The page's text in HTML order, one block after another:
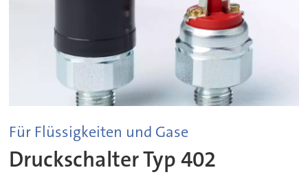
Für Flüssigkeiten und Gase
Druckschalter Typ 402